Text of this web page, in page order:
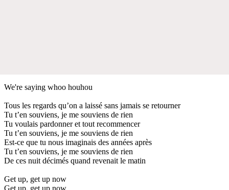
We're saying whoo houhou
Tous les regards qu’on a laissé sans jamais se retourner
Tu t’en souviens, je me souviens de rien
Tu voulais pardonner et tout recommencer
Tu t’en souviens, je me souviens de rien
Est-ce que tu nous imaginais des années après
Tu t’en souviens, je me souviens de rien
De ces nuit décimés quand revenait le matin
Get up, get up now
Get up, get up now